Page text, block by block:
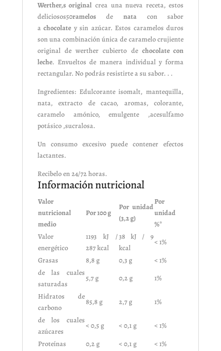
Werther,s original crea una nueva receta, estos
deliciosos50ramelos de nata con sabor
achocolate y sin azúcar. Estos caramelos duros
son una combinación única de caramelo crujiente
original de werther cubierto de chocolate con
leche. Envueltos de manera individual y forma
rectangular. No podrás resistirte a su sabor. . .
Ingredientes: Edulcorante isomalt, mantequilla,
nata, extracto de cacao, aromas, colorante,
caramelo amónico, emulgente ,acesulfamo
potásico ,sucralosa.
Un consumo excesivo puede contener efectos
lactantes.
Recibelo en 24/72 horas.
Información nutricional
Valor
nutricional
medio
Por 100 g
Por unidad
(3,2 g)
Por
unidad
%*
Valor
energético
1193 kJ /
287 kcal
38 kJ / 9
kcal
< 1%
Grasas
8,8 g 0,3 g
< 1%
de las cuales
saturadas
5,7 g 0,2 g
1%
Hidratos de
carbono
85,8 g 2,7 g
1%
de los cuales
azúcares
< 0,5 g < 0,1 g
< 1%
Proteínas
0,2 g < 0,1 g < 1%